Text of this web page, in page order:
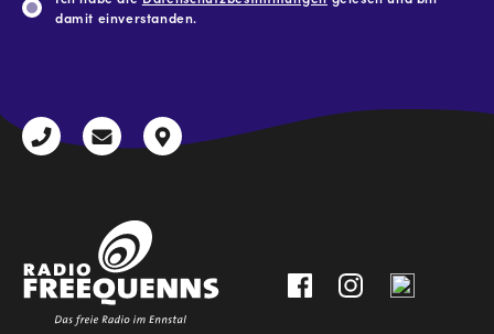
damit einverstanden.
+43
radio@freequenns.at
Kulturhausstraße